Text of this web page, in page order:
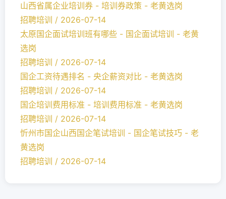
山西省属企业培训券 - 培训券政策 - 老黄选岗
招聘培训 / 2026-07-14
太原国企面试培训班有哪些 - 国企面试培训 - 老黄
选岗
招聘培训 / 2026-07-14
国企工资待遇排名 - 央企薪资对比 - 老黄选岗
招聘培训 / 2026-07-14
国企培训费用标准 - 培训费用标准 - 老黄选岗
招聘培训 / 2026-07-14
忻州市国企山西国企笔试培训 - 国企笔试技巧 - 老
黄选岗
招聘培训 / 2026-07-14